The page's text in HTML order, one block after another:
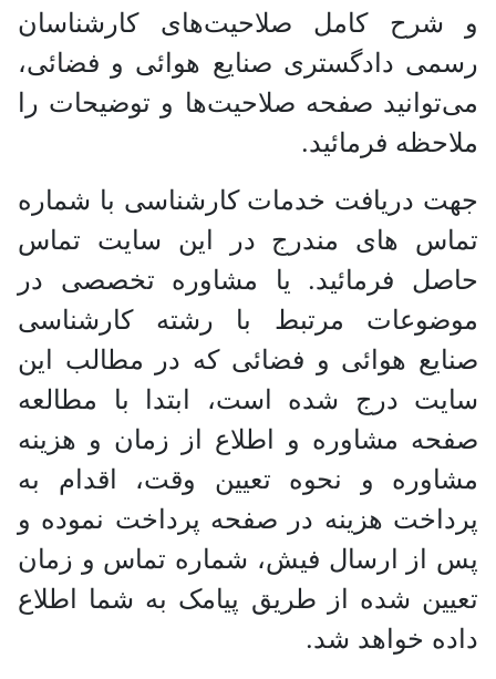
و شرح کامل صلاحیت‌های کارشناسان
رسمی دادگستری صنایع هوائی و فضائی،
می‌توانید صفحه صلاحیت‌ها و توضیحات را
ملاحظه فرمائید.
جهت دریافت خدمات کارشناسی با شماره
تماس های مندرج در این سایت تماس
حاصل فرمائید. یا مشاوره تخصصی در
موضوعات مرتبط با رشته کارشناسی
صنایع هوائی و فضائی که در مطالب این
سایت درج شده است، ابتدا با مطالعه
صفحه مشاوره و اطلاع از زمان و هزینه
مشاوره و نحوه تعیین وقت، اقدام به
پرداخت هزینه در صفحه پرداخت نموده و
پس از ارسال فیش، شماره تماس و زمان
تعیین شده از طریق پیامک به شما اطلاع
داده خواهد شد.